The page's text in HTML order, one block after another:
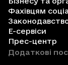
Фахівцям
Е-сервіси
Прес-центр
Додаткові